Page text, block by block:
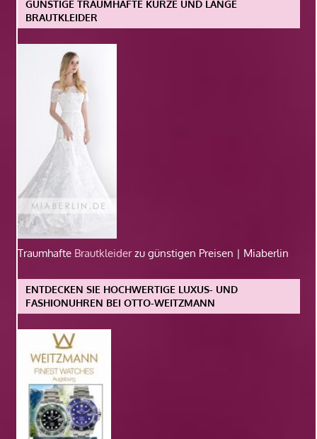
GÜNSTIGE TRAUMHAFTE KURZE UND LANGE
BRAUTKLEIDER
Traumhafte Brautkleiderzu günstigen Preisen | Miaberlin
ENTDECKEN SIE HOCHWERTIGE LUXUS- UND
FASHIONUHREN BEI OTTO-WEITZMANN